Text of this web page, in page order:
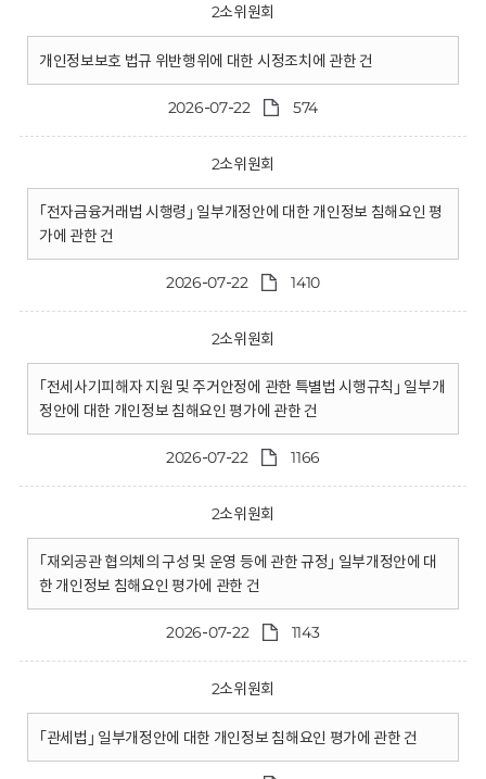
2소위원회
개인정보보호 법규 위반행위에 대한 시정조치에 관한 건
2026-07-22 574
2소위원회
｢전자금융거래법 시행령｣ 일부개정안에 대한 개인정보 침해요인 평
가에 관한 건
2026-07-22 1410
2소위원회
｢전세사기피해자 지원 및 주거안정에 관한 특별법 시행규칙｣ 일부개
정안에 대한 개인정보 침해요인 평가에 관한 건
2026-07-22 1166
2소위원회
｢재외공관 협의체의 구성 및 운영 등에 관한 규정｣ 일부개정안에 대
한 개인정보 침해요인 평가에 관한 건
2026-07-22 1143
2소위원회
｢관세법｣ 일부개정안에 대한 개인정보 침해요인 평가에 관한 건